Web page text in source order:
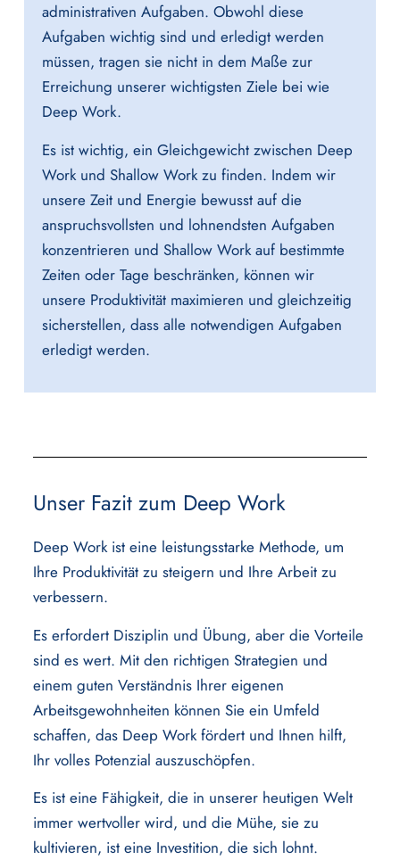
administrativen Aufgaben. Obwohl diese
Aufgaben wichtig sind und erledigt werden
müssen, tragen sie nicht in dem Maße zur
Erreichung unserer wichtigsten Ziele bei wie
Deep Work.
Es ist wichtig, ein Gleichgewicht zwischen Deep
Work und Shallow Work zu finden. Indem wir
unsere Zeit und Energie bewusst auf die
anspruchsvollsten und lohnendsten Aufgaben
konzentrieren und Shallow Work auf bestimmte
Zeiten oder Tage beschränken, können wir
unsere Produktivität maximieren und gleichzeitig
sicherstellen, dass alle notwendigen Aufgaben
erledigt werden.
Unser Fazit zum Deep Work
Deep Work ist eine leistungsstarke Methode, um
Ihre Produktivität zu steigern und Ihre Arbeit zu
verbessern.
Es erfordert Disziplin und Übung, aber die Vorteile
sind es wert. Mit den richtigen Strategien und
einem guten Verständnis Ihrer eigenen
Arbeitsgewohnheiten können Sie ein Umfeld
schaffen, das Deep Work fördert und Ihnen hilft,
Ihr volles Potenzial auszuschöpfen.
Es ist eine Fähigkeit, die in unserer heutigen Welt
immer wertvoller wird, und die Mühe, sie zu
kultivieren, ist eine Investition, die sich lohnt.